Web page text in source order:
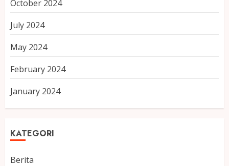
October 2024
July 2024
May 2024
February 2024
January 2024
KATEGORI
Berita